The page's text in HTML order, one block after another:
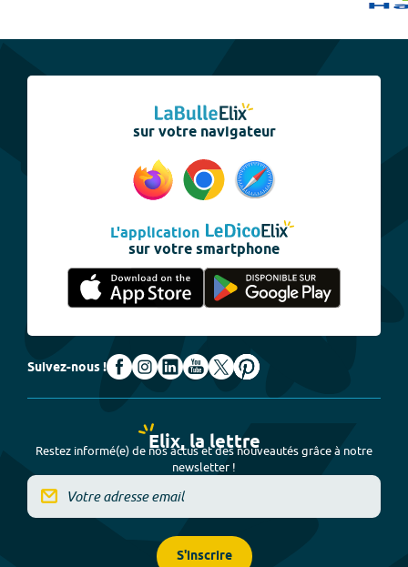
sur votre navigateur
L'application
sur votre smartphone
Suivez-nous !
Elix, la lettre
Restez informé(e) de nos actus et des nouveautés grâce à notre
newsletter !
S'inscrire